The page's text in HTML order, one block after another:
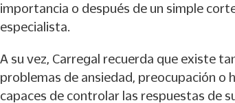
importancia o después de un simple
especialista.
A su vez, Carregal recuerda que existe
problemas de ansiedad, preocupación o
capaces de controlar las respuestas de